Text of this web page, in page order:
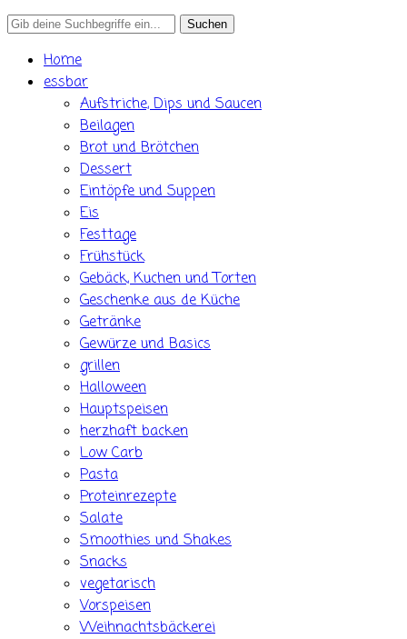
Search
Home
essbar
Aufstriche, Dips und Saucen
Beilagen
Brot und Brötchen
Dessert
Eintöpfe und Suppen
Eis
Festtage
Frühstück
Gebäck, Kuchen und Torten
Geschenke aus de Küche
Getränke
Gewürze und Basics
grillen
Halloween
Hauptspeisen
herzhaft backen
Low Carb
Pasta
Proteinrezepte
Salate
Smoothies und Shakes
Snacks
vegetarisch
Vorspeisen
Weihnachtsbäckerei